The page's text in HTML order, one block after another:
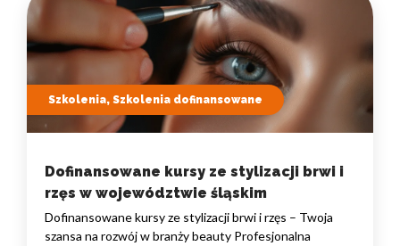
Szkolenia, Szkolenia dofinansowane
Dofinansowane kursy ze stylizacji brwi i
rzęs w województwie śląskim
Dofinansowane kursy ze stylizacji brwi i rzęs – Twoja
szansa na rozwój w branży beauty Profesjonalna